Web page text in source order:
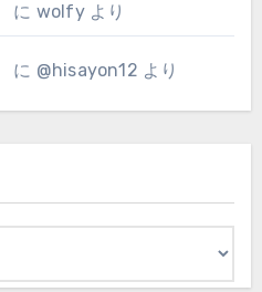
に wolfyより
に @hisayon12 より